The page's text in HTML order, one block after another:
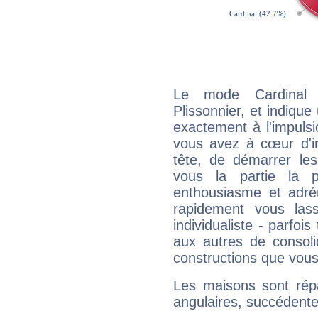
Le mode Cardinal
Plissonnier, et
exactement à
vous avez à cœur
tête, de démarrer
vous la partie la
enthousiasme et
rapidement vous
individualiste -
aux autres de
constructions que
Les maisons sont
angulaires,